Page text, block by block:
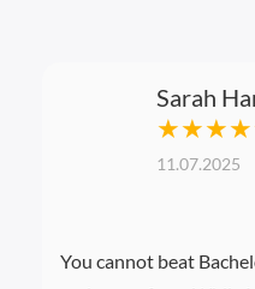
Sarah
11.07.2025
You cannot beat